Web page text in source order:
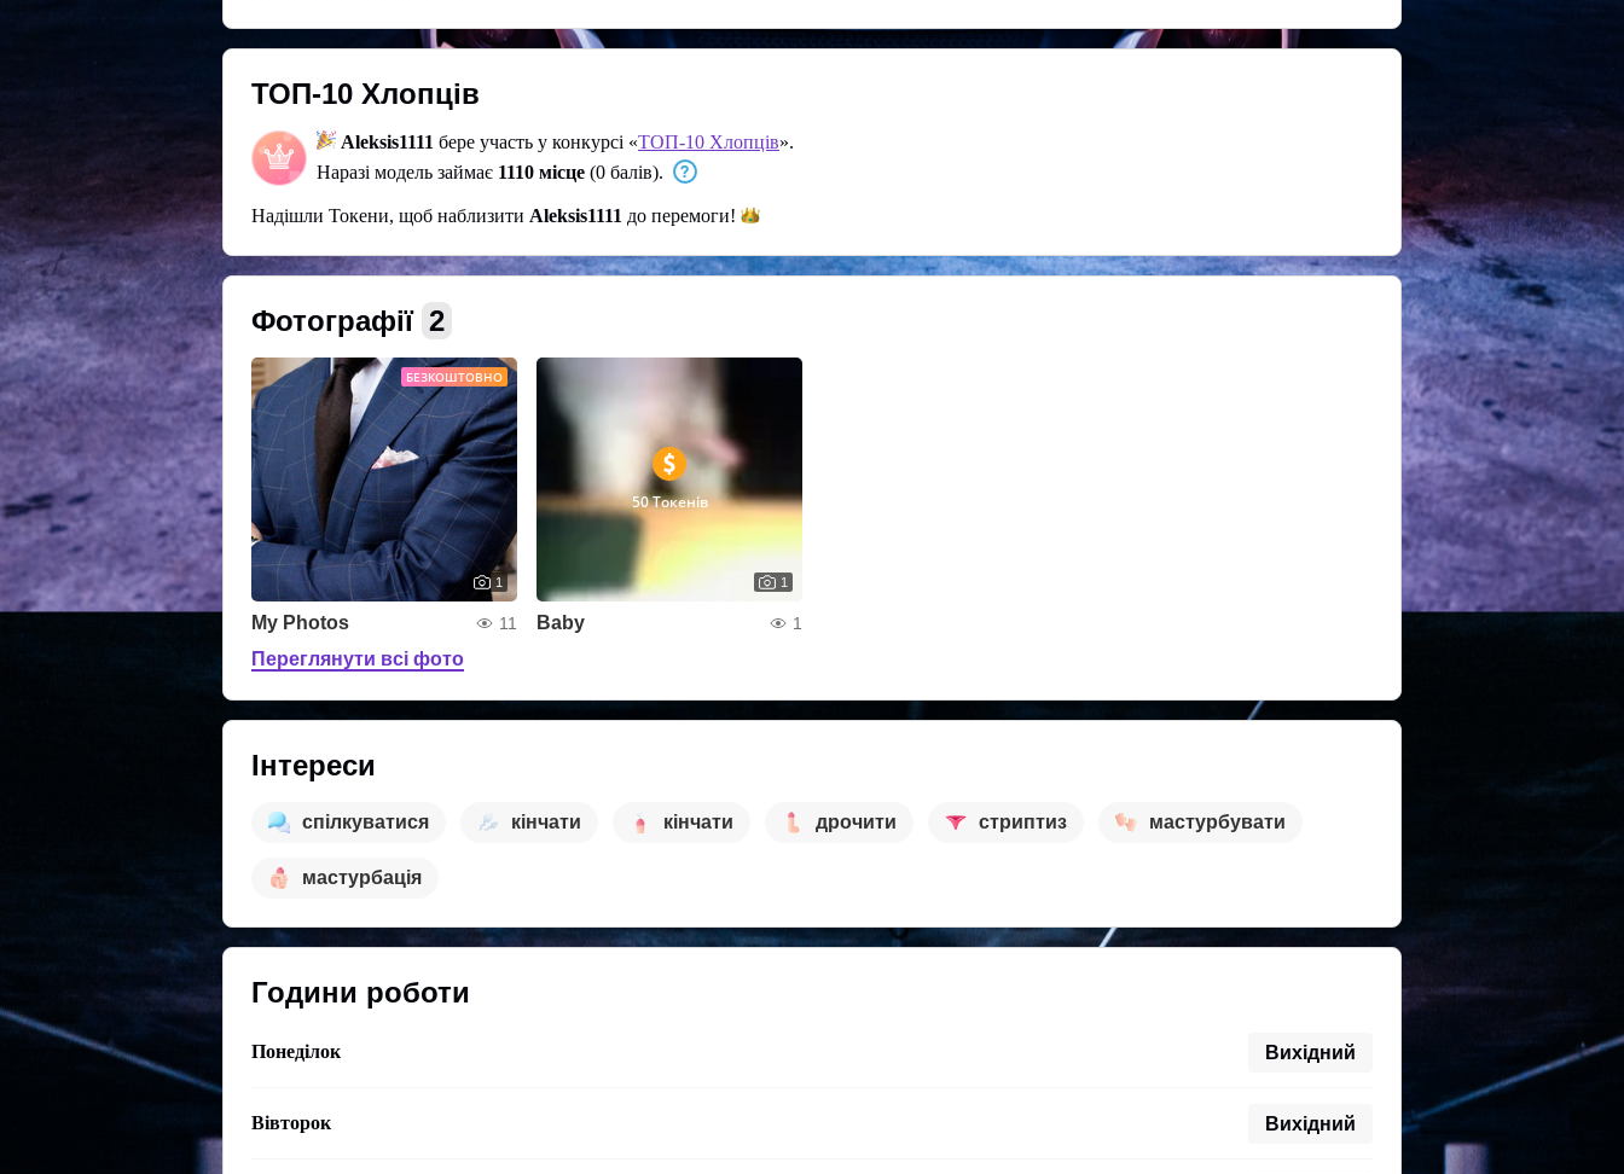
ТОП-10 Хлопців
Aleksis1111 бере участь у конкурсі «ТОП-10 Хлопців».
Наразі модель займає 1110 місце (0 балів).
Надішли Токени, щоб наблизити Aleksis1111 до перемоги!
Фотографії 2
БЕЗКОШТОВНО
1
My Photos 11
50 Токенів
1
Baby 1
Переглянути всі фото
Інтереси
спілкуватися кінчати кінчати дрочити стриптиз мастурбувати
мастурбація
Години роботи
Понеділок Вихідний
Вівторок Вихідний